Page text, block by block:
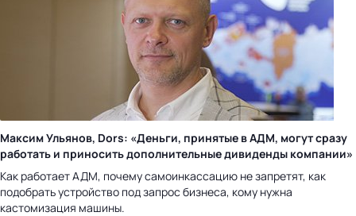
Максим Ульянов, Dors: «Деньги, принятые в АДМ, могут сразу
работать и приносить дополнительные дивиденды компании»
Как работает АДМ, почему самоинкассацию не запретят, как
подобрать устройство под запрос бизнеса, кому нужна
кастомизация машины.